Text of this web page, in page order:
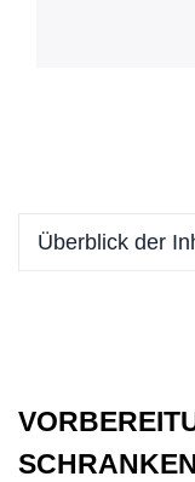
Überblick der